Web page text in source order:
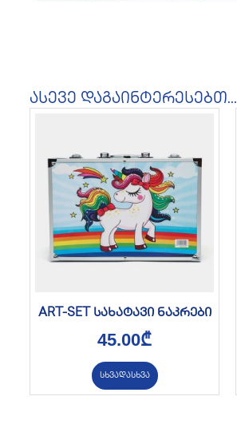
ასევე დაგაინტერესებთ...
ART-SET სახატავი ნაკრები
45.00₾
სხვადასხვა